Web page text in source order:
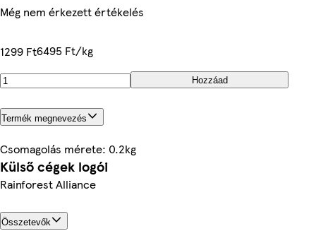
Még nem érkezett értékelés
1299 Ft6495 Ft/kg
Hozzáad
Termék megnevezés
Csomagolás mérete: 0.2kg
Külső cégek logói
Rainforest Alliance
Összetevők